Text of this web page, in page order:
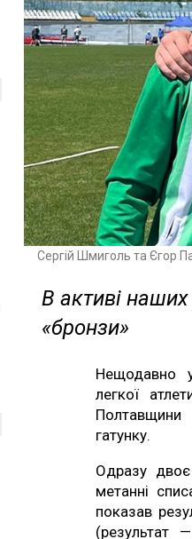
Сергій Шмиголь та Єгор
В активі наших
«бронзи»
Нещодавно
легкої
Полтавщини
гатунку.
Одразу двоє
метанні
показав
(результат